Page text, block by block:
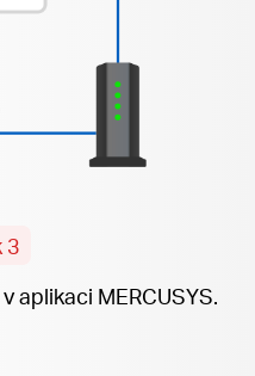
3
aplikaci MERCUSYS.